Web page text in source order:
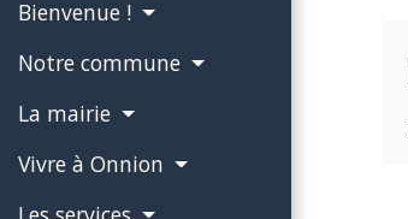
Bienvenue !
Notre commune
La mairie
Vivre à Onnion